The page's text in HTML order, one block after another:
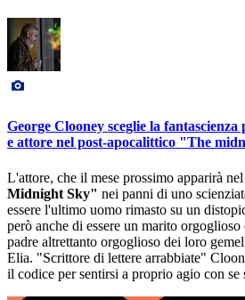
George Clooney sceglie la
e attore nel post-apocalittico "The
L'attore, che il mese prossimo apparirà
Midnight Sky" nei panni di uno
essere l'ultimo uomo rimasto su un
però anche di essere un marito orgoglioso
padre altrettanto orgoglioso dei loro
Elia. "Scrittore di lettere arrabbiate"
il codice per sentirsi a proprio agio con se